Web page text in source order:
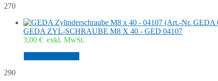
270
GEDA ZYL-SCHRAUBE M8 X 40 - GED 04107
3,00 € exkl. MwSt.
290